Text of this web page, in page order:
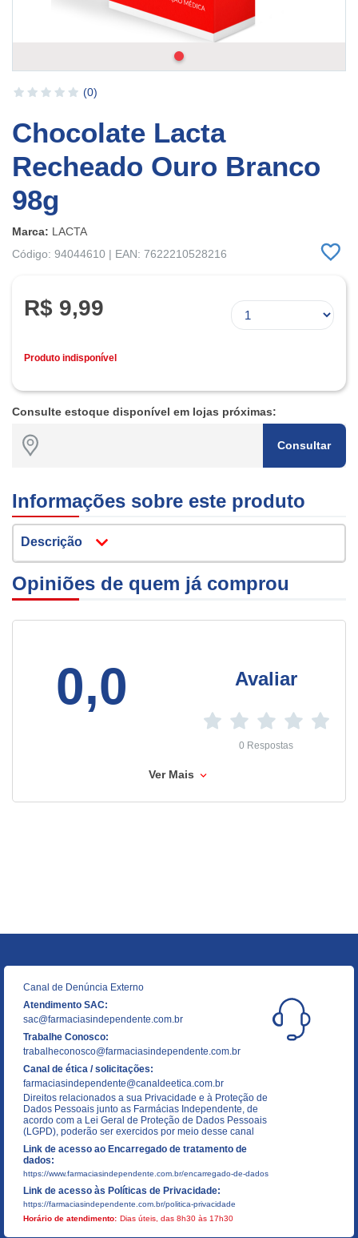
(0)
Chocolate Lacta
Recheado Ouro Branco
98g
Marca: LACTA
Código: 94044610 | EAN: 7622210528216
R$ 9,99
Produto indisponível
Consulte estoque disponível em lojas próximas:
Consultar
Informações sobre este produto
Descrição
Opiniões de quem já comprou
0,0 Avaliar
0 Respostas
Ver Mais
Canal de Denúncia Externo
Atendimento SAC:
sac@farmaciasindependente.com.br
Trabalhe Conosco:
trabalheconosco@farmaciasindependente.com.br
Canal de ética / solicitações:
farmaciasindependente@canaldeetica.com.br
Direitos relacionados a sua Privacidade e à Proteção de
Dados Pessoais junto as Farmácias Independente, de
acordo com a Lei Geral de Proteção de Dados Pessoais
(LGPD), poderão ser exercidos por meio desse canal
Link de acesso ao Encarregado de tratamento de
dados:
https://www.farmaciasindependente.com.br/encarregado-de-dados
Link de acesso às Políticas de Privacidade:
https://farmaciasindependente.com.br/politica-privacidade
Horário de atendimento: Dias úteis, das 8h30 às 17h30